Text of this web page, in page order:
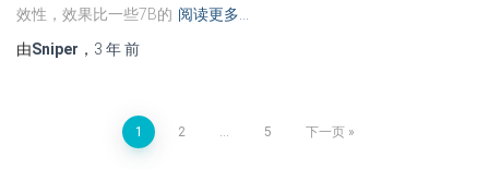
效性，效果比一些7B的 阅读更多…
由Sniper ， 3 年前
1 2 … 5 下一页